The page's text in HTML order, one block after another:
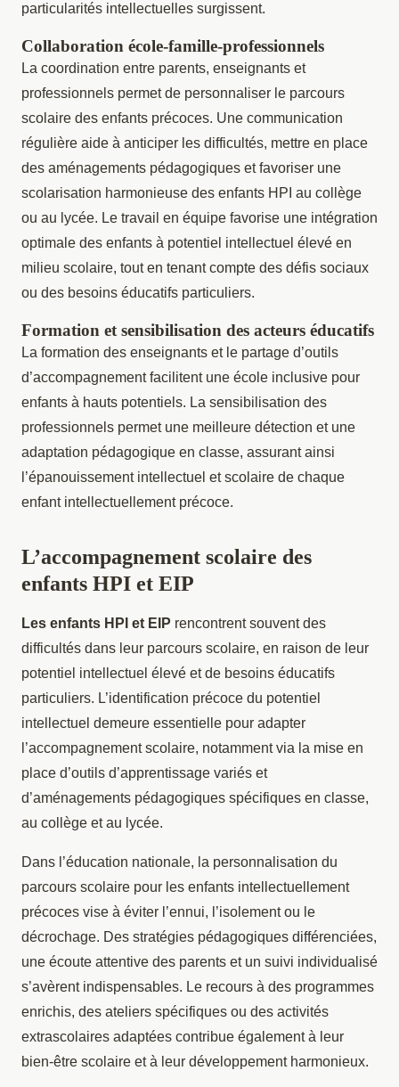
particularités intellectuelles surgissent.
Collaboration école-famille-professionnels
La coordination entre parents, enseignants et
professionnels permet de personnaliser le parcours
scolaire des enfants précoces. Une communication
régulière aide à anticiper les difficultés, mettre en place
des aménagements pédagogiques et favoriser une
scolarisation harmonieuse des enfants HPI au collège
ou au lycée. Le travail en équipe favorise une intégration
optimale des enfants à potentiel intellectuel élevé en
milieu scolaire, tout en tenant compte des défis sociaux
ou des besoins éducatifs particuliers.
Formation et sensibilisation des acteurs éducatifs
La formation des enseignants et le partage d’outils
d’accompagnement facilitent une école inclusive pour
enfants à hauts potentiels. La sensibilisation des
professionnels permet une meilleure détection et une
adaptation pédagogique en classe, assurant ainsi
l’épanouissement intellectuel et scolaire de chaque
enfant intellectuellement précoce.
L’accompagnement scolaire des
enfants HPI et EIP
Les enfants HPI et EIP rencontrent souvent des
difficultés dans leur parcours scolaire, en raison de leur
potentiel intellectuel élevé et de besoins éducatifs
particuliers. L’identification précoce du potentiel
intellectuel demeure essentielle pour adapter
l’accompagnement scolaire, notamment via la mise en
place d’outils d’apprentissage variés et
d’aménagements pédagogiques spécifiques en classe,
au collège et au lycée.
Dans l’éducation nationale, la personnalisation du
parcours scolaire pour les enfants intellectuellement
précoces vise à éviter l’ennui, l’isolement ou le
décrochage. Des stratégies pédagogiques différenciées,
une écoute attentive des parents et un suivi individualisé
s’avèrent indispensables. Le recours à des programmes
enrichis, des ateliers spécifiques ou des activités
extrascolaires adaptées contribue également à leur
bien-être scolaire et à leur développement harmonieux.